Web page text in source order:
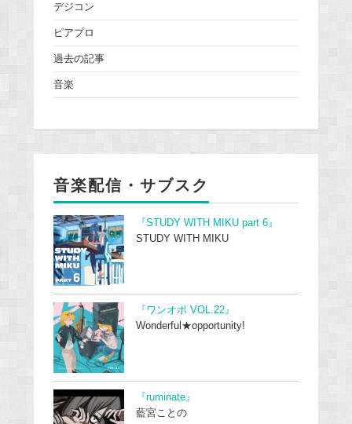
デジコン
ピアプロ
過去の記事
音楽
音楽配信・サブスク
『STUDY WITH MIKU part 6』
STUDY WITH MIKU
『ワンオポ VOL.22』
Wonderful★opportunity!
『ruminate』
藍宮ことの